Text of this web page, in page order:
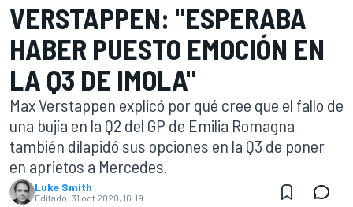
VERSTAPPEN: "ESPERABA
HABER PUESTO EMOCIÓN EN
LA Q3 DE IMOLA"
Max Verstappen explicó por qué cree que el fallo de
una bujía en la Q2 del GP de Emilia Romagna
también dilapidó sus opciones en la Q3 de poner
en aprietos a Mercedes.
Luke Smith
Editado: 31 oct 2020, 16:19